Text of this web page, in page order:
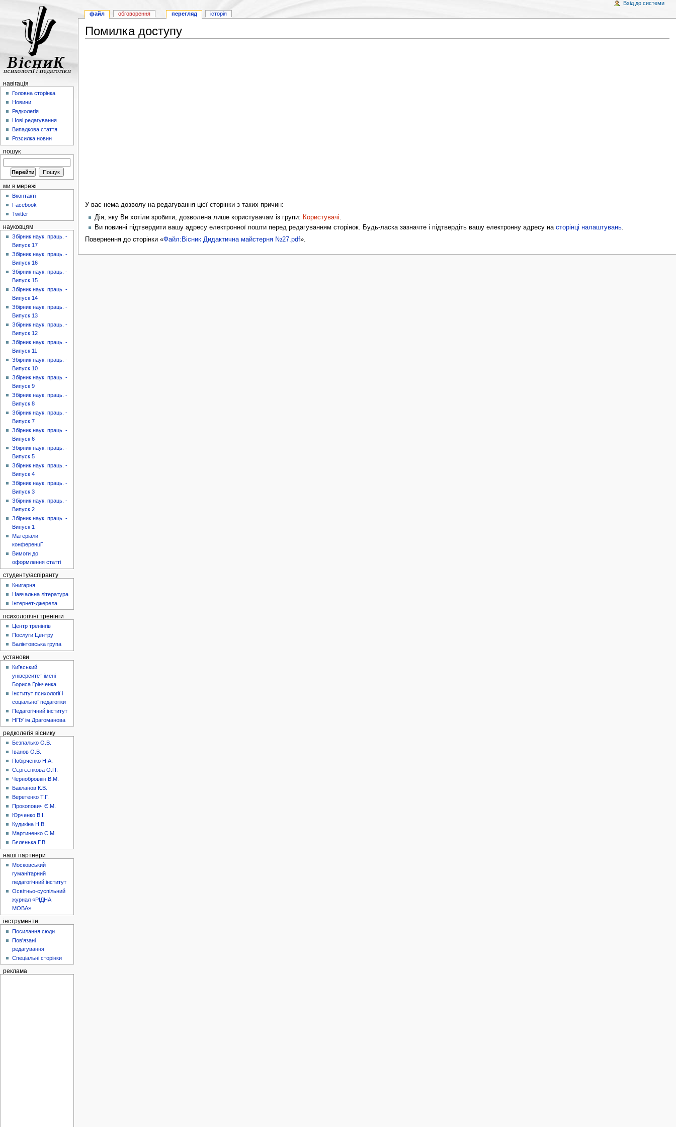
Помилка доступу
У вас нема дозволу на редагування цієї сторінки з таких причин:
Дія, яку Ви хотіли зробити, дозволена лише користувачам із групи: Користувачі.
Ви повинні підтвердити вашу адресу електронної пошти перед редагуванням сторінок. Будь-ласка зазначте і підтвердіть вашу електронну адресу на сторінці налаштувань.
Повернення до сторінки «Файл:Вісник Дидактична майстерня №27.pdf».
файл обговорення перегляд історія
Вхід до системи
навігація
Головна сторінка
Новини
Редколегія
Нові редагування
Випадкова стаття
Розсилка новин
пошук
ми в мережі
Вконтакті
Facebook
Twitter
науковцям
Збірник наук. праць. -
Випуск 17
Збірник наук. праць. -
Випуск 16
Збірник наук. праць. -
Випуск 15
Збірник наук. праць. -
Випуск 14
Збірник наук. праць. -
Випуск 13
Збірник наук. праць. -
Випуск 12
Збірник наук. праць. -
Випуск 11
Збірник наук. праць. -
Випуск 10
Збірник наук. праць. -
Випуск 9
Збірник наук. праць. -
Випуск 8
Збірник наук. праць. -
Випуск 7
Збірник наук. праць. -
Випуск 6
Збірник наук. праць. -
Випуск 5
Збірник наук. праць. -
Випуск 4
Збірник наук. праць. -
Випуск 3
Збірник наук. праць. -
Випуск 2
Збірник наук. праць. -
Випуск 1
Матеріали
конференції
Вимоги до
оформлення статті
студенту/аспіранту
Книгарня
Навчальна література
Інтернет-джерела
психологічні тренінги
Центр тренінгів
Послуги Центру
Балінтовська група
установи
Київський
університет імені
Бориса Грінченка
Інститут психології і
соціальної педагогіки
Педагогічний інститут
НПУ ім.Драгоманова
редколегія віснику
Безпалько О.В.
Іванов О.В.
Побірченко Н.А.
Сєргєєнкова О.П.
Чернобровкін В.М.
Бакланов К.В.
Веретенко Т.Г.
Прокопович Є.М.
Юрченко В.І.
Кудикіна Н.В.
Мартиненко С.М.
Бєлєнька Г.В.
наші партнери
Московський
гуманітарний
педагогічний інститут
Освітньо-суспільний
журнал «РІДНА
МОВА»
інструменти
Посилання сюди
Пов'язані
редагування
Спеціальні сторінки
реклама